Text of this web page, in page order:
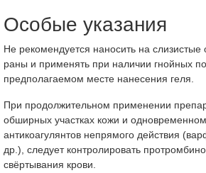
Особые указания
Не рекомендуется наносить на слизистые
раны и применять при наличии гнойных
предполагаемом месте нанесения геля.
При продолжительном применении
обширных участках кожи и
антикоагулянтов непрямого действия
др.), следует контролировать
свёртывания крови.